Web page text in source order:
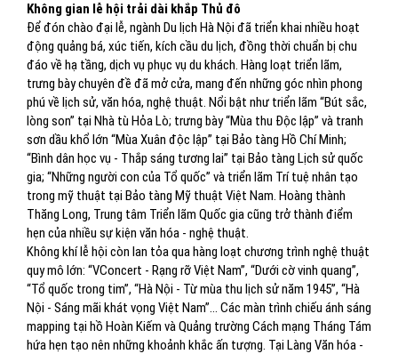
Không gian lễ hội trải dài khắp Thủ đô
Để đón chào đại lễ, ngành Du lịch Hà Nội đã triển khai nhiều hoạt
động quảng bá, xúc tiến, kích cầu du lịch, đồng thời chuẩn bị chu
đáo về hạ tầng, dịch vụ phục vụ du khách. Hàng loạt triển lãm,
trưng bày chuyên đề đã mở cửa, mang đến những góc nhìn phong
phú về lịch sử, văn hóa, nghệ thuật. Nổi bật như triển lãm “Bút sắc,
lòng son” tại Nhà tù Hỏa Lò; trưng bày “Mùa thu Độc lập” và tranh
sơn dầu khổ lớn “Mùa Xuân độc lập” tại Bảo tàng Hồ Chí Minh;
“Bình dân học vụ - Thắp sáng tương lai” tại Bảo tàng Lịch sử quốc
gia; “Những người con của Tổ quốc” và triển lãm Trí tuệ nhân tạo
trong mỹ thuật tại Bảo tàng Mỹ thuật Việt Nam. Hoàng thành
Thăng Long, Trung tâm Triển lãm Quốc gia cũng trở thành điểm
hẹn của nhiều sự kiện văn hóa - nghệ thuật.
Không khí lễ hội còn lan tỏa qua hàng loạt chương trình nghệ thuật
quy mô lớn: “VConcert - Rạng rỡ Việt Nam”, “Dưới cờ vinh quang”,
“Tổ quốc trong tim”, “Hà Nội - Từ mùa thu lịch sử năm 1945”, “Hà
Nội - Sáng mãi khát vọng Việt Nam”... Các màn trình chiếu ánh sáng
mapping tại hồ Hoàn Kiếm và Quảng trường Cách mạng Tháng Tám
hứa hẹn tạo nên những khoảnh khắc ấn tượng. Tại Làng Văn hóa -